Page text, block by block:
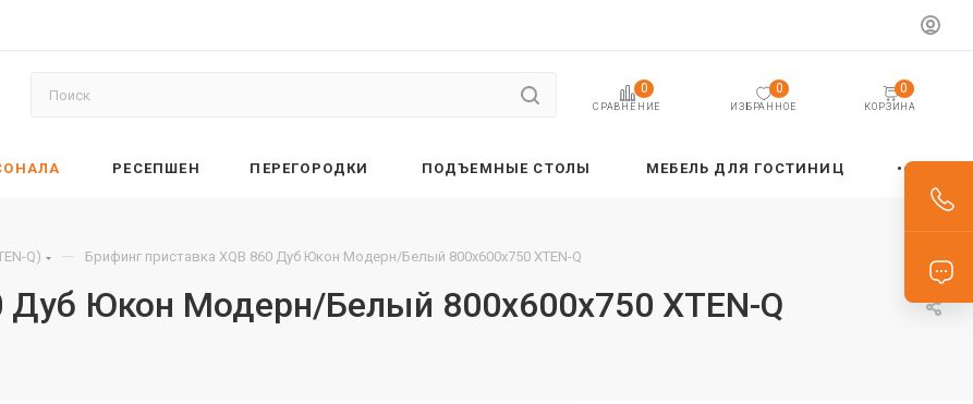
СРАВНЕНИЕ
0
ИЗБРАННОЕ
0
КОРЗИНА
0
РЕСЕПШЕН ПЕРЕГОРОДКИ ПОДЪЕМНЫЕ СТОЛЫ МЕБЕЛЬ ДЛЯ ГОСТИНИЦ
Q) — Брифинг приставка XQB 860 Дуб Юкон Модерн/Белый 800х600х750 XTEN-Q
Дуб Юкон Модерн/Белый 800х600х750 XTEN-Q